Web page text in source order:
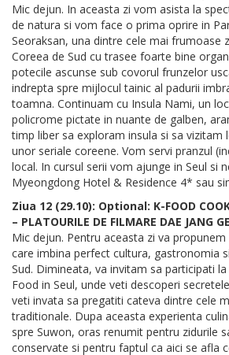
Mic dejun. In aceasta zi vom asista la
de natura si vom face o prima oprire in
Seoraksan, una dintre cele mai frumoase
Coreea de Sud cu trasee foarte bine
potecile ascunse sub covorul frunzelor
indrepta spre mijlocul tainic al padurii
toamna. Continuam cu Insula Nami, un
policrome pictate in nuante de galben,
timp liber sa exploram insula si sa vizitam
unor seriale coreene. Vom servi pranzul
local. In cursul serii vom ajunge in Seul si
Myeongdong Hotel & Residence 4* sau
Ziua 12 (29.10): Optional: K-FOOD
– PLATOURILE DE FILMARE DAE JANG
Mic dejun. Pentru aceasta zi va
care imbina perfect cultura, gastronomia
Sud. Dimineata, va invitam sa participati
Food in Seul, unde veti descoperi
veti invata sa pregatiti cateva dintre cele
traditionale. Dupa aceasta experienta
spre Suwon, oras renumit pentru zidurile
conservate si pentru faptul ca aici se afla